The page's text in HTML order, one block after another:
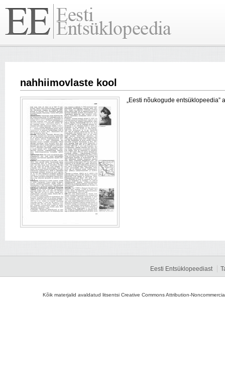
nahhiimovlaste kool
„Eesti nõukogude entsüklopeedia”
Eesti Entsüklopeediast
Kõik materjalid avaldatud litsentsi Creative Commons Attribution-